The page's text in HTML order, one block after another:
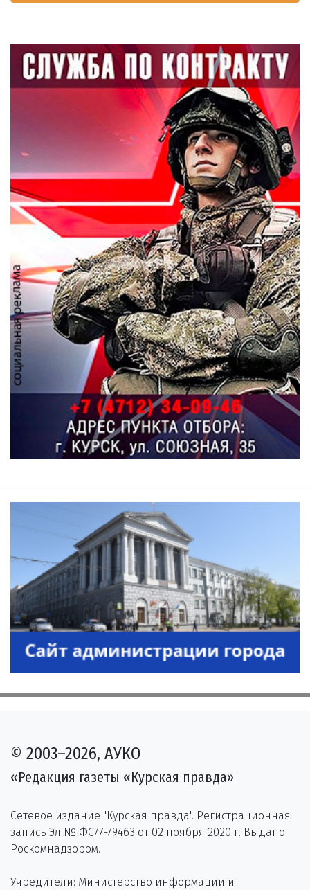
© 2003–2026, АУКО
«Редакция газеты «Курская правда»
Сетевое издание "Курская правда". Регистрационная
запись Эл № ФС77-79463 от 02 ноября 2020 г. Выдано
Роскомнадзором.
Учредители: Министерство информации и